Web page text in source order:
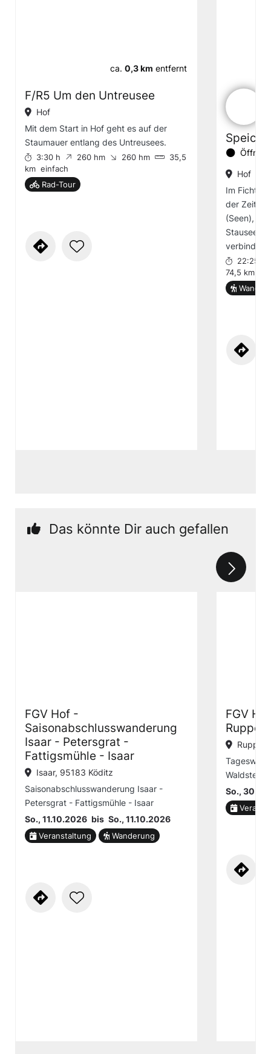
ca. 0,3 km entfernt
F/R5 Um den Untreusee
Hof
Mit dem Start in Hof geht es auf der
Staumauer entlang des Untreusees.
3:30 h 260 hm 260 hm
35,5
km einfach
Rad-Tour
Hof
Im
der Zeit
(Seen),
Stauseen
verbindet
22:25 h
74,5 km
Das könnte Dir auch gefallen
FGV Hof -
Saisonabschlusswanderung
Isaar - Petersgrat -
Fattigsmühle - Isaar
Isaar, 95183 Köditz
Saisonabschlusswanderung Isaar -
Petersgrat - Fattigsmühle - Isaar
So., 11.10.2026 bis So., 11.10.2026
Veranstaltung Wanderung
FGV
Waldstein
So.,